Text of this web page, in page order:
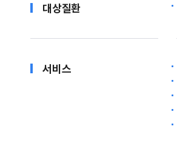
대상질환
서비스